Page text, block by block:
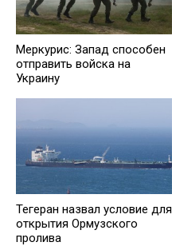
Меркурис: Запад способен
отправить войска на
Украину
Тегеран назвал условие для
открытия Ормузского
пролива